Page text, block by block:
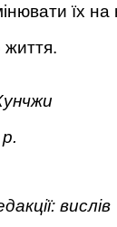
їх на
вислів